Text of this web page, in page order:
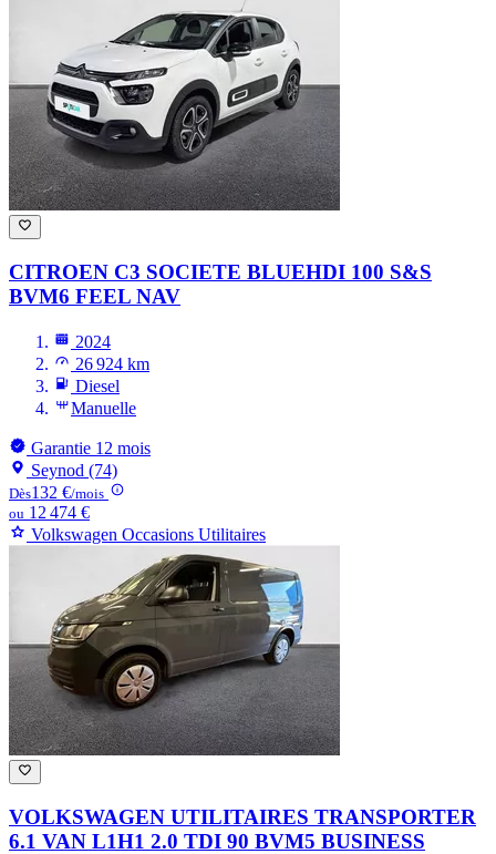
CITROEN C3 SOCIETE BLUEHDI 100 S&S
BVM6 FEEL NAV
2024
26 924 km
Diesel
Manuelle
Garantie 12 mois
Seynod (74)
Dès132 €/mois
ou 12 474 €
Volkswagen Occasions Utilitaires
VOLKSWAGEN UTILITAIRES TRANSPORTER
6.1 VAN L1H1 2.0 TDI 90 BVM5 BUSINESS